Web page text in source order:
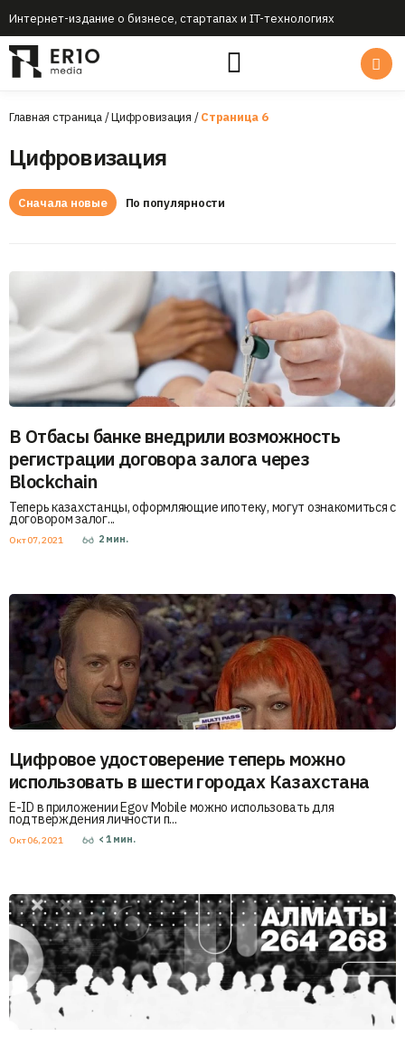
Интернет-издание о бизнесе, стартапах и IT-технологиях
Главная страница/Цифровизация /Страница 6
Цифровизация
Сначала новые По популярности
В Отбасы банке внедрили возможность
регистрации договора залога через
Blockchain
Теперь казахстанцы, оформляющие ипотеку, могут ознакомиться с
договором залог...
Окт 07, 2021 2 мин.
Цифровое удостоверение теперь можно
использовать в шести городах Казахстана
E-ID в приложении Egov Mobile можно использовать для
подтверждения личности п...
Окт 06, 2021 < 1 мин.